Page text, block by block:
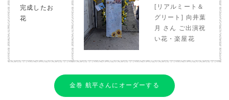
完成したお
花
[リアルミート＆
グリート] 向井葉
月 さん ご出演祝
い花・楽屋花
金巻 航平さんにオーダーする